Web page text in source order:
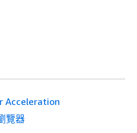
Acceleration
覽器